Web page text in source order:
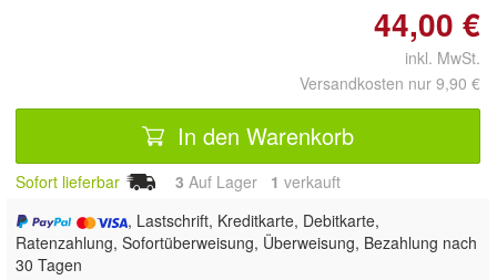
44,00 €
inkl. MwSt.
Versandkosten nur 9,90 €
In den Warenkorb
Sofort lieferbar 3 Auf Lager 1 verkauft
, Lastschrift, Kreditkarte, Debitkarte,
Ratenzahlung, Sofortüberweisung, Überweisung, Bezahlung nach
30 Tagen